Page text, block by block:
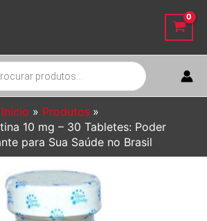
Início
Produtos
10 mg – 30 Tabletes: Poder
para Sua Saúde no Brasil